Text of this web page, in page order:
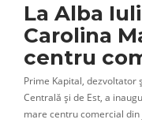
La Alba
Carolina
centru
Prime Kapital, dezvoltator
Centrală și de Est, a
mare centru comercial